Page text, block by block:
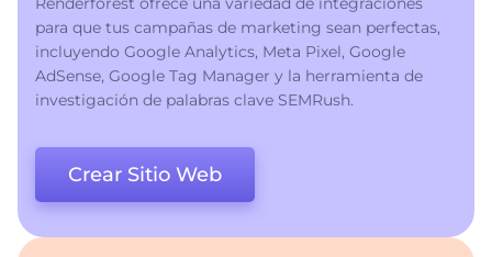
para que tus campañas de marketing sean perfectas,
incluyendo Google Analytics, Meta Pixel, Google
AdSense, Google Tag Manager y la herramienta de
investigación de palabras clave SEMRush.
Crear Sitio Web